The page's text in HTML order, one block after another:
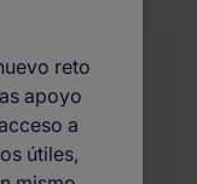
reto
apoyo
a
útiles,